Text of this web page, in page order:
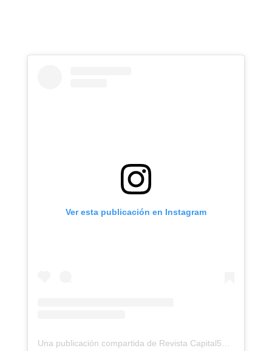
Ver esta publicación en Instagram